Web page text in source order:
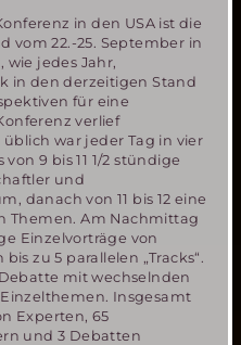
in den USA ist die
vom 22.-25. September in
jedes Jahr,
in den derzeitigen Stand
für eine
verlief
war jeder Tag in vier
9 bis 11 1/2 stündige
und
danach von 11 bis 12 eine
Themen. Am Nachmittag
Einzelvorträge von
zu 5 parallelen „Tracks“.
mit wechselnden
Insgesamt
Experten, 65
und 3 Debatten